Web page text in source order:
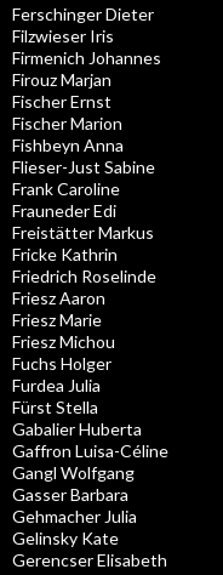
Ferschinger Dieter
Filzwieser Iris
Firmenich Johannes
Firouz Marjan
Fischer Ernst
Fischer Marion
Fishbeyn Anna
Flieser-Just Sabine
Frank Caroline
Frauneder Edi
Freistätter Markus
Fricke Kathrin
Friedrich Roselinde
Friesz Aaron
Friesz Marie
Friesz Michou
Fuchs Holger
Furdea Julia
Fürst Stella
Gabalier Huberta
Gaffron Luisa-Céline
Gangl Wolfgang
Gasser Barbara
Gehmacher Julia
Gelinsky Kate
Gerencser Elisabeth